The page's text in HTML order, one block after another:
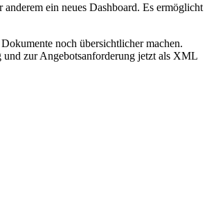
ein neues Dashboard. Es ermöglicht
noch übersichtlicher machen.
und zur Angebotsanforderung jetzt als XML